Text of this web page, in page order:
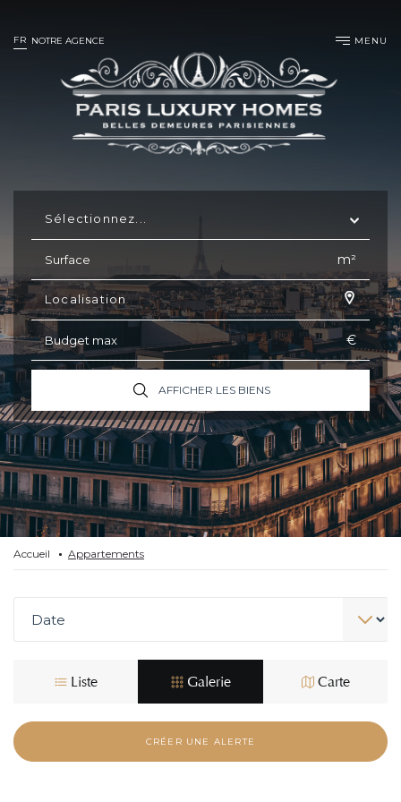
FR NOTRE AGENCE MENU
Sélectionnez...
m²
Localisation
€
AFFICHER LES BIENS
Accueil Appartements
Liste Galerie Carte
CRÉER UNE ALERTE